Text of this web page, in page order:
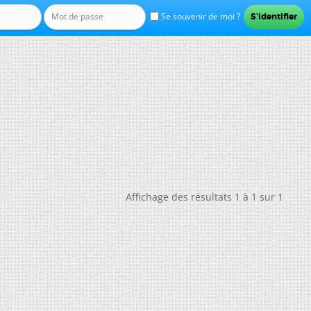
Se souvenir de moi ?
Affichage des résultats 1 à 1 sur 1